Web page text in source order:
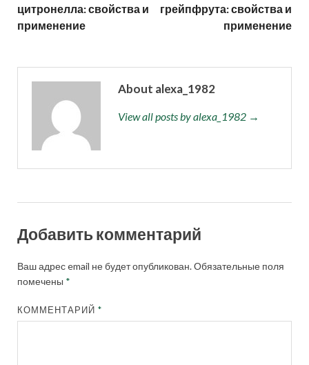
цитронелла: свойства и
применение
грейпфрута: свойства и
применение
About alexa_1982
View all posts by alexa_1982 →
Добавить комментарий
Ваш адрес email не будет опубликован.Обязательные поля
помечены *
КОММЕНТАРИЙ*